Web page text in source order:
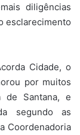
diligências
esclarecimento
Cidade, o
por muitos
de Santana, e
segundo as
Coordenadoria